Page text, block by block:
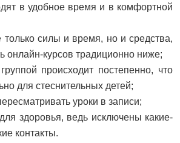
в удобное время и в комфортной
только силы и время, но и средства,
онлайн-курсов традиционно ниже;
происходит постепенно, что
для стеснительных детей;
уроки в записи;
здоровья, ведь исключены какие-
контакты.